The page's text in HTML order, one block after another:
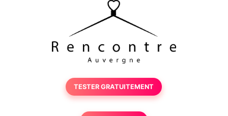
TESTER GRATUITEMENT